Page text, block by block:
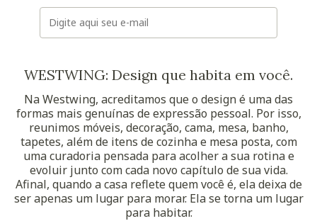
E-mail
WESTWING: Design que habita em você.
Na Westwing, acreditamos que o design é uma das
formas mais genuínas de expressão pessoal. Por isso,
reunimos móveis, decoração, cama, mesa, banho,
tapetes, além de itens de cozinha e mesa posta, com
uma curadoria pensada para acolher a sua rotina e
evoluir junto com cada novo capítulo de sua vida.
Afinal, quando a casa reflete quem você é, ela deixa de
ser apenas um lugar para morar. Ela se torna um lugar
para habitar.